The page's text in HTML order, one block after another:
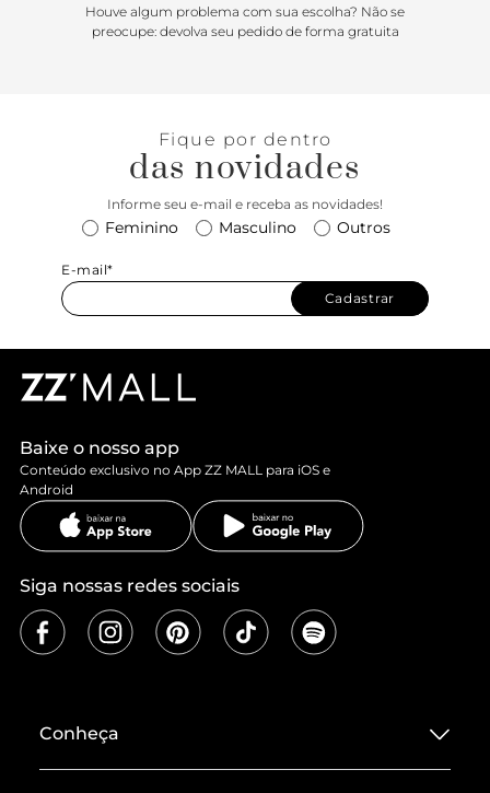
Houve algum problema com sua escolha? Não se
preocupe: devolva seu pedido de forma gratuita
Fique por dentro
das novidades
Informe seu e-mail e receba as novidades!
Feminino Masculino Outros
E-mail*
Cadastrar
Baixe o nosso app
Conteúdo exclusivo no App ZZ MALL para iOS e
Android
Siga nossas redes sociais
Conheça